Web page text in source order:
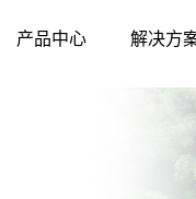
产品中心 解决方